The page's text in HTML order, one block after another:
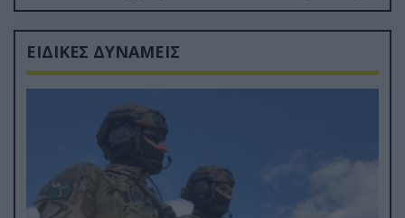
Ρώσους φαρσέρ
ΕΙΔΙΚΕΣ ΔΥΝΑΜΕΙΣ